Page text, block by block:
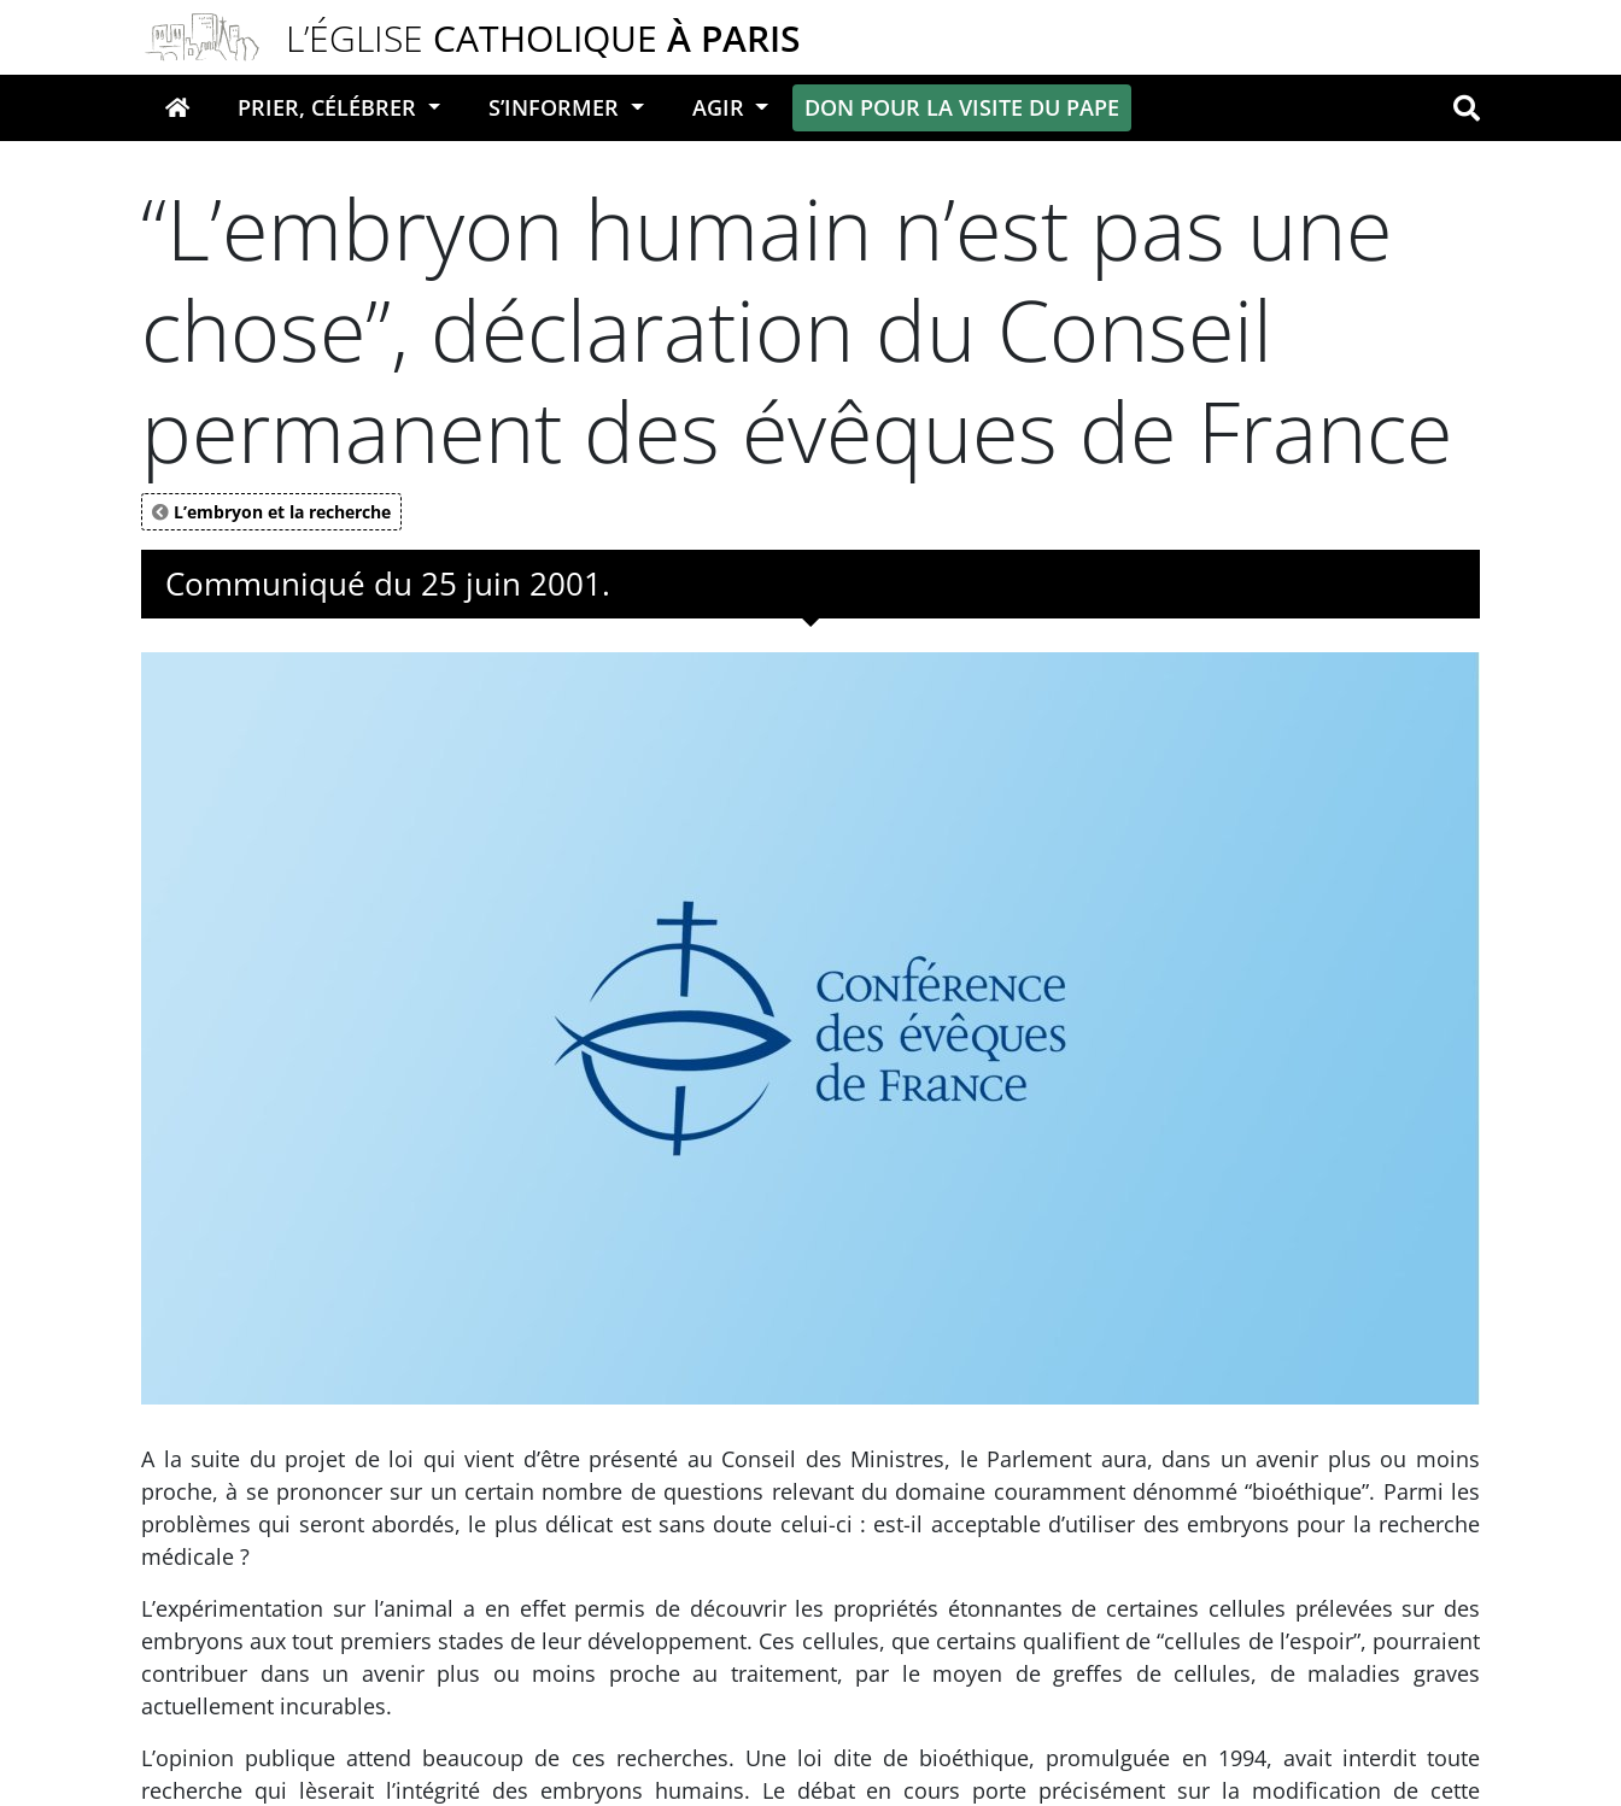
L’ÉGLISE CATHOLIQUE À PARIS
Votre recherche OK
PRIER, CÉLÉBRER S’INFORMER AGIR DON POUR LA VISITE DU PAPE
“L’embryon humain n’est pas une
chose”, déclaration du Conseil
permanent des évêques de France
L’embryon et la recherche
Communiqué du 25 juin 2001.
A la suite du projet de loi qui vient d’être présenté au Conseil des Ministres, le Parlement aura, dans un avenir plus ou moins
proche, à se prononcer sur un certain nombre de questions relevant du domaine couramment dénommé “bioéthique”. Parmi les
problèmes qui seront abordés, le plus délicat est sans doute celui-ci : est-il acceptable d’utiliser des embryons pour la recherche
médicale ?
L’expérimentation sur l’animal a en effet permis de découvrir les propriétés étonnantes de certaines cellules prélevées sur des
embryons aux tout premiers stades de leur développement. Ces cellules, que certains qualifient de “cellules de l’espoir”, pourraient
contribuer dans un avenir plus ou moins proche au traitement, par le moyen de greffes de cellules, de maladies graves
actuellement incurables.
L’opinion publique attend beaucoup de ces recherches. Une loi dite de bioéthique, promulguée en 1994, avait interdit toute
recherche qui lèserait l’intégrité des embryons humains. Le débat en cours porte précisément sur la modification de cette
Panneau de gestion des cookies